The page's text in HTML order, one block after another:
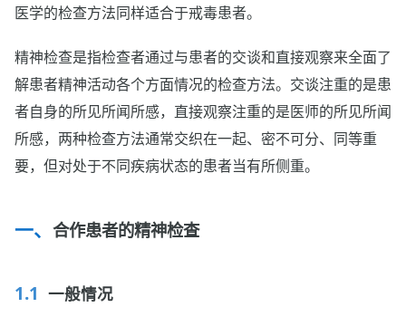
医学的检查方法同样适合于戒毒患者。
精神检查是指检查者通过与患者的交谈和直接观察来全面了
解患者精神活动各个方面情况的检查方法。交谈注重的是患
者自身的所见所闻所感，直接观察注重的是医师的所见所闻
所感，两种检查方法通常交织在一起、密不可分、同等重
要，但对处于不同疾病状态的患者当有所侧重。
合作患者的精神检查
一般情况